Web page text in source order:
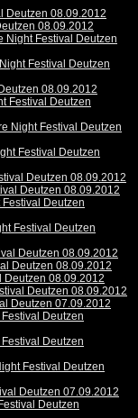
Deutzen 08.09.2012
08.09.2012
Night Festival Deutzen
Festival Deutzen
08.09.2012
Festival Deutzen
Night Festival Deutzen
Festival Deutzen
Deutzen 08.09.2012
Deutzen 08.09.2012
Deutzen
Festival Deutzen
Deutzen 08.09.2012
Deutzen 08.09.2012
Deutzen 08.09.2012
Deutzen 08.09.2012
Deutzen 07.09.2012
Deutzen
Deutzen
Festival Deutzen
Deutzen 07.09.2012
Deutzen